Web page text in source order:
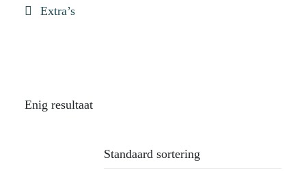
Extra’s
Enig resultaat